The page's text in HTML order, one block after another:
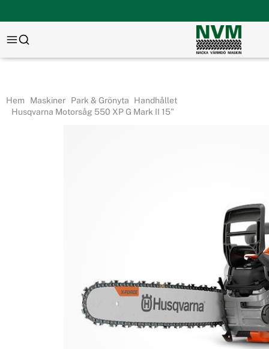
Hem Maskiner Park & Grönyta
Handhållet
Husqvarna Motorsåg 550 XP G Mark II 15"